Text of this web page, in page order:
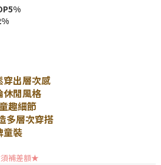
出層次感
閒風格
趣細節
多層次穿搭
童裝
補差額★